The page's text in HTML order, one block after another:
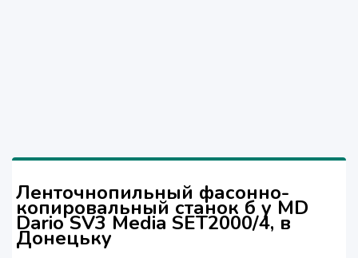
Ленточнопильный фасонно-
копировальный станок б у MD
Dario SV3 Media SET2000/4, в
Донецьку